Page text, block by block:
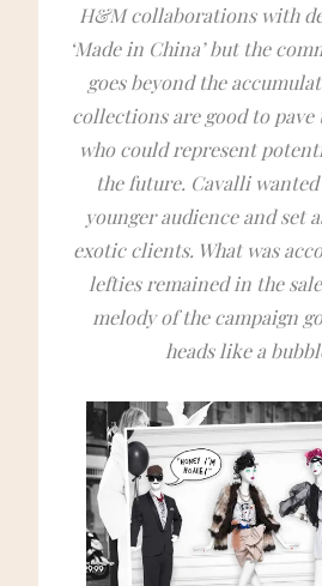
H&M collaborations with
‘Made in China’ but the
goes beyond the
collections are good to pave
who could represent
the future. Cavalli
younger audience and set
exotic clients. What was
lefties remained in the
melody of the campaign
heads like a